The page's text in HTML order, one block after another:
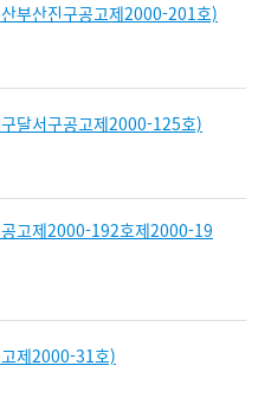
부산진구공고제2000-201호)
달서구공고제2000-125호)
고제2000-192호제2000-19
제2000-31호)